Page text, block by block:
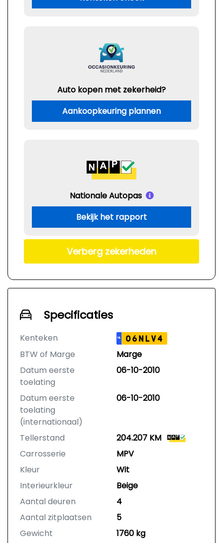
Auto kopen met zekerheid?
Aankoopkeuring plannen
Nationale Autopas
Bekijk het rapport
Verberg zekerheden
Specificaties
Kenteken NL 06NLV4
BTW of Marge
Marge
Datum eerste
toelating
06-10-2010
Datum eerste
toelating
(internationaal)
06-10-2010
Tellerstand
204.207 KM
Carrosserie
MPV
Kleur
Wit
Interieurkleur
Beige
Aantal deuren
4
Aantal zitplaatsen
5
Gewicht
1760 kg